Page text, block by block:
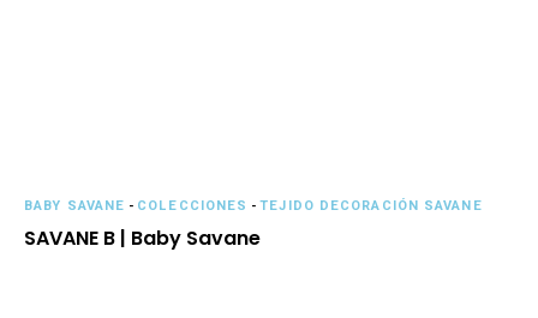
BABY SAVANE - COLECCIONES -TEJIDO DECORACIÓN SAVANE
SAVANE B | Baby Savane